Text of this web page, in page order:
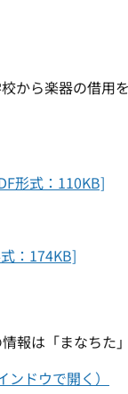
から楽器の借用
形式：110KB]
：174KB]
報は「まなちた
ドウで開く）